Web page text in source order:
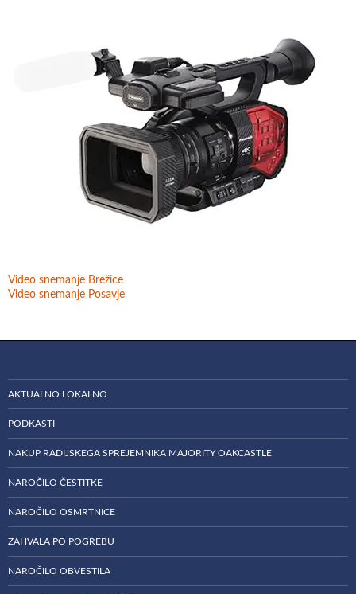
Video snemanje Brežice
Video snemanje Posavje
AKTUALNO LOKALNO
PODKASTI
NAKUP RADIJSKEGA SPREJEMNIKA MAJORITY OAKCASTLE
NAROČILO ČESTITKE
NAROČILO OSMRTNICE
ZAHVALA PO POGREBU
NAROČILO OBVESTILA